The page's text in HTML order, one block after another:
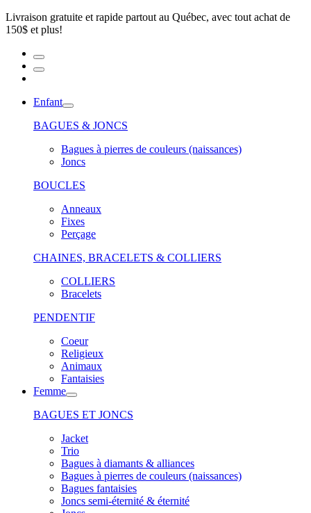
Livraison gratuite et rapide partout au Québec, avec tout achat de
150$ et plus!
Enfant
BAGUES & JONCS
Bagues à pierres de couleurs (naissances)
Joncs
BOUCLES
Anneaux
Fixes
Perçage
CHAINES, BRACELETS & COLLIERS
COLLIERS
Bracelets
PENDENTIF
Coeur
Religieux
Animaux
Fantaisies
Femme
BAGUES ET JONCS
Jacket
Trio
Bagues à diamants & alliances
Bagues à pierres de couleurs (naissances)
Bagues fantaisies
Joncs semi-éternité & éternité